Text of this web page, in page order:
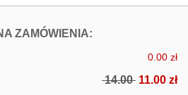
ZAMÓWIENIA:FOTOTAPETY
0.00 zł
14.00 11.00 zł